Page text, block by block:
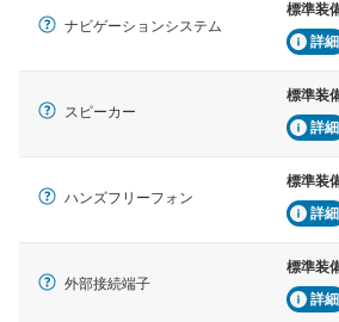
ナビゲーションシステム
標準装
詳細
スピーカー
標準装
詳細
ハンズフリーフォン
標準装
詳細
外部接続端子
標準装
詳細